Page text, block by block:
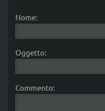
Nome:
Oggetto:
Commento: